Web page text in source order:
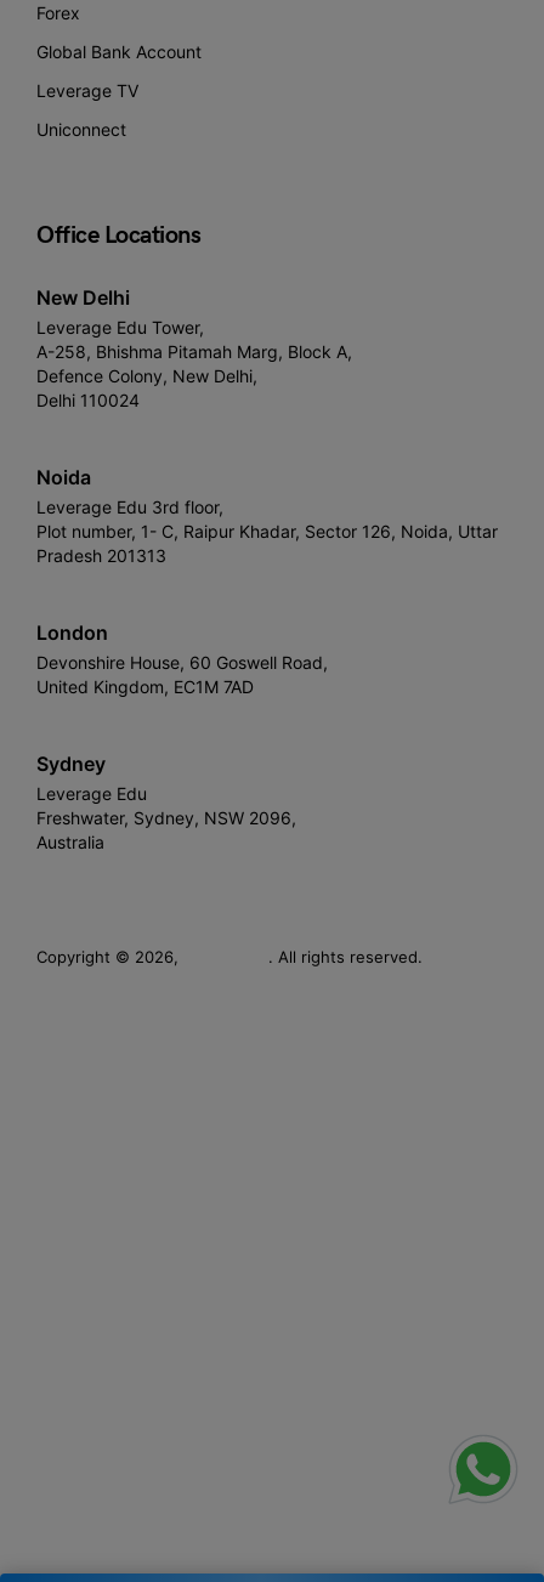
Forex
Global Bank Account
Leverage TV
Uniconnect
Office Locations
New Delhi
Leverage Edu Tower,
A-258, Bhishma Pitamah Marg, Block A,
Defence Colony, New Delhi,
Delhi 110024
Noida
Leverage Edu 3rd floor,
Plot number, 1- C, Raipur Khadar, Sector 126, Noida, Uttar
Pradesh 201313
London
Devonshire House, 60 Goswell Road,
United Kingdom, EC1M 7AD
Sydney
Leverage Edu
Freshwater, Sydney, NSW 2096,
Australia
Copyright © 2026, . All rights reserved.